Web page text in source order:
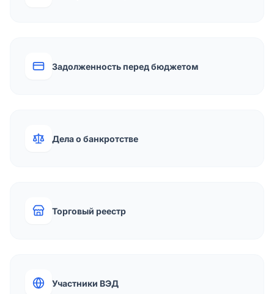
Задолженность перед бюджетом
Дела о банкротстве
Торговый реестр
Участники ВЭД